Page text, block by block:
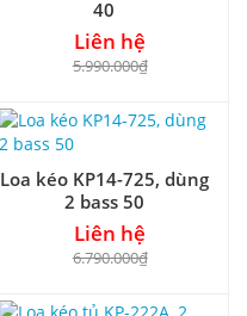
40
Liên hệ
5.990.000₫
Loa kéo KP14-725, dùng
2 bass 50
Liên hệ
6.790.000₫